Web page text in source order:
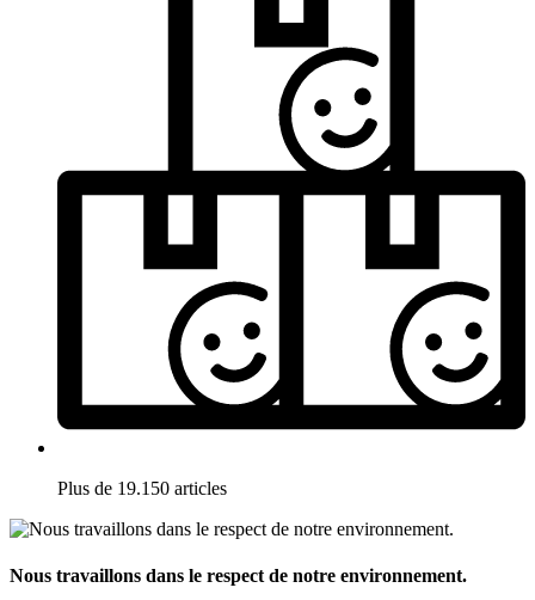
Plus de 19.150 articles
Nous travaillons dans le respect de notre environnement.